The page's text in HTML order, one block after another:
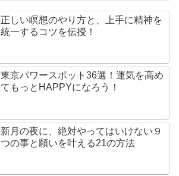
正しい瞑想のやり方と、上手に精神を
統一するコツを伝授！
東京パワースポット36選！運気を高め
てもっとHAPPYになろう！
新月の夜に、絶対やってはいけない９
つの事と願いを叶える21の方法